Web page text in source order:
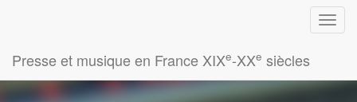
Presse et musique en France XIXe-XXe siècles